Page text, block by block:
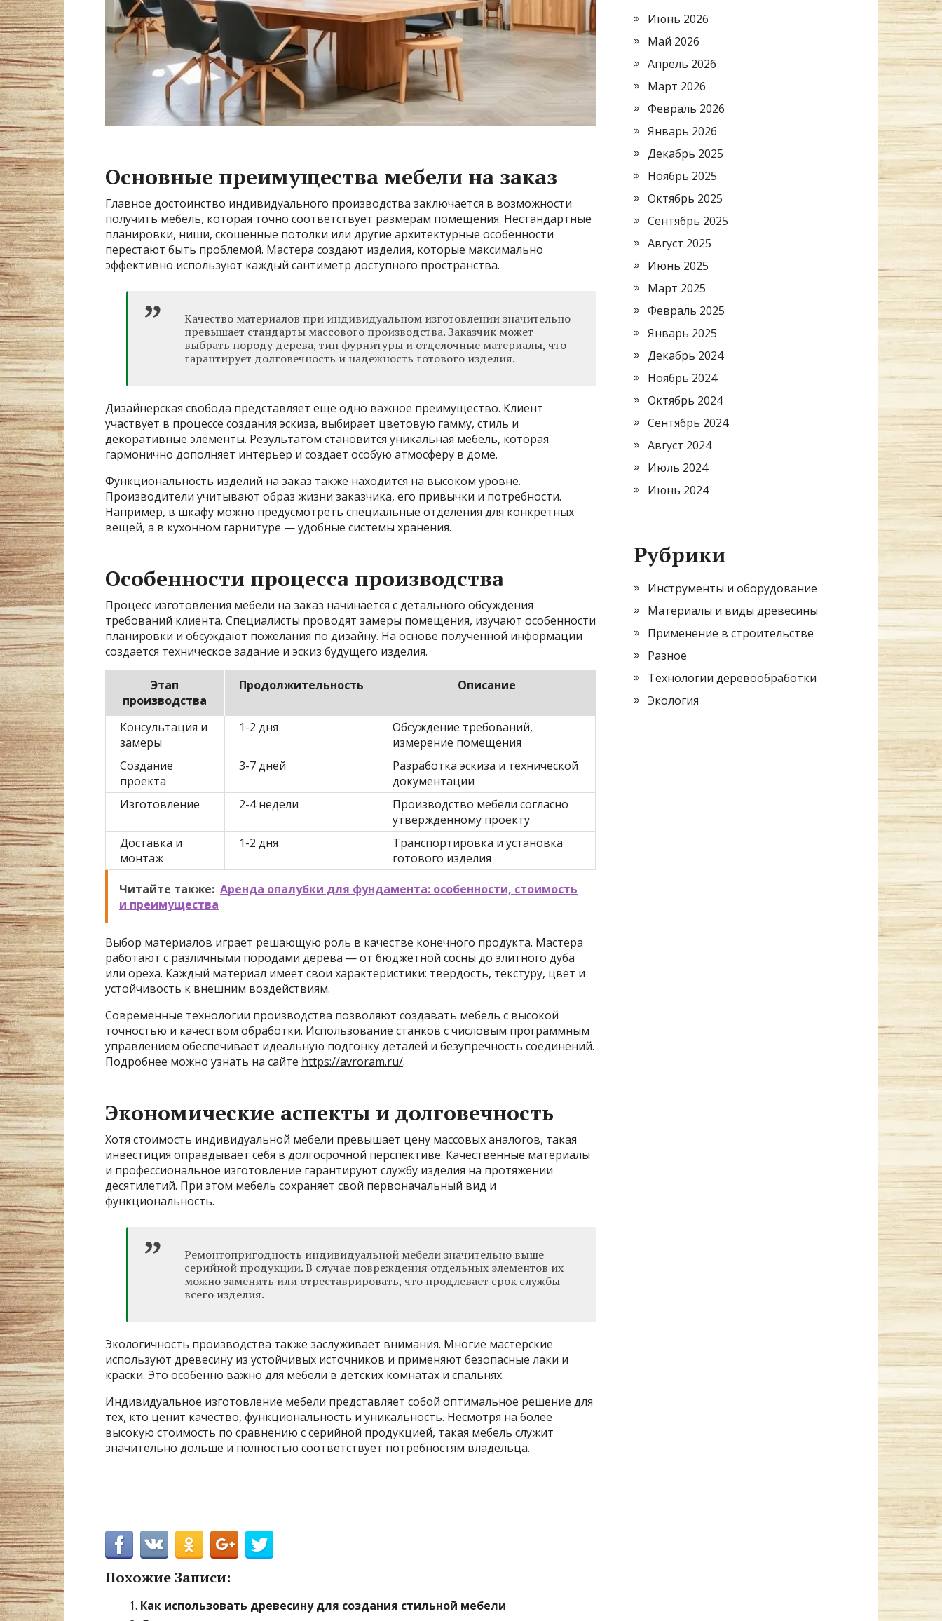
Основные преимущества мебели на заказ
Главное достоинство индивидуального производства заключается в возможности
получить мебель, которая точно соответствует размерам помещения. Нестандартные
планировки, ниши, скошенные потолки или другие архитектурные особенности
перестают быть проблемой. Мастера создают изделия, которые максимально
эффективно используют каждый сантиметр доступного пространства.
Качество материалов при индивидуальном изготовлении значительно
превышает стандарты массового производства. Заказчик может
выбрать породу дерева, тип фурнитуры и отделочные материалы, что
гарантирует долговечность и надежность готового изделия.
Дизайнерская свобода представляет еще одно важное преимущество. Клиент
участвует в процессе создания эскиза, выбирает цветовую гамму, стиль и
декоративные элементы. Результатом становится уникальная мебель, которая
гармонично дополняет интерьер и создает особую атмосферу в доме.
Функциональность изделий на заказ также находится на высоком уровне.
Производители учитывают образ жизни заказчика, его привычки и потребности.
Например, в шкафу можно предусмотреть специальные отделения для конкретных
вещей, а в кухонном гарнитуре — удобные системы хранения.
Особенности процесса производства
Процесс изготовления мебели на заказ начинается с детального обсуждения
требований клиента. Специалисты проводят замеры помещения, изучают особенности
планировки и обсуждают пожелания по дизайну. На основе полученной информации
создается техническое задание и эскиз будущего изделия.
Этап
производства
Продолжительность Описание
Консультация и
замеры
1-2 дня
Обсуждение требований,
измерение помещения
Создание
проекта
3-7 дней
Разработка эскиза и технической
документации
Изготовление
2-4 недели
Производство мебели согласно
утвержденному проекту
Доставка и
монтаж
1-2 дня
Транспортировка и установка
готового изделия
Читайте также: Аренда опалубки для фундамента: особенности, стоимость
и преимущества
Выбор материалов играет решающую роль в качестве конечного продукта. Мастера
работают с различными породами дерева — от бюджетной сосны до элитного дуба
или ореха. Каждый материал имеет свои характеристики: твердость, текстуру, цвет и
устойчивость к внешним воздействиям.
Современные технологии производства позволяют создавать мебель с высокой
точностью и качеством обработки. Использование станков с числовым программным
управлением обеспечивает идеальную подгонку деталей и безупречность соединений.
Подробнее можно узнать на сайте https://avroram.ru/.
Экономические аспекты и долговечность
Хотя стоимость индивидуальной мебели превышает цену массовых аналогов, такая
инвестиция оправдывает себя в долгосрочной перспективе. Качественные материалы
и профессиональное изготовление гарантируют службу изделия на протяжении
десятилетий. При этом мебель сохраняет свой первоначальный вид и
функциональность.
Ремонтопригодность индивидуальной мебели значительно выше
серийной продукции. В случае повреждения отдельных элементов их
можно заменить или отреставрировать, что продлевает срок службы
всего изделия.
Экологичность производства также заслуживает внимания. Многие мастерские
используют древесину из устойчивых источников и применяют безопасные лаки и
краски. Это особенно важно для мебели в детских комнатах и спальнях.
Индивидуальное изготовление мебели представляет собой оптимальное решение для
тех, кто ценит качество, функциональность и уникальность. Несмотря на более
высокую стоимость по сравнению с серийной продукцией, такая мебель служит
значительно дольше и полностью соответствует потребностям владельца.
Похожие Записи:
Как использовать древесину для создания стильной мебели
Июнь 2026
Май 2026
Апрель 2026
Март 2026
Февраль 2026
Январь 2026
Декабрь 2025
Ноябрь 2025
Октябрь 2025
Сентябрь 2025
Август 2025
Июнь 2025
Март 2025
Февраль 2025
Январь 2025
Декабрь 2024
Ноябрь 2024
Октябрь 2024
Сентябрь 2024
Август 2024
Июль 2024
Июнь 2024
Рубрики
Инструменты и оборудование
Материалы и виды древесины
Применение в строительстве
Разное
Технологии деревообработки
Экология